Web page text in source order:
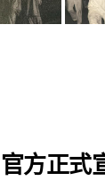
官方正式